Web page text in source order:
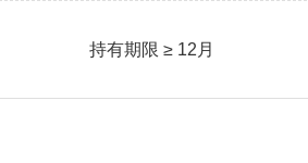
持有期限 ≥ 12月